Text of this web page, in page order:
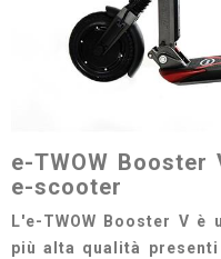
e-TWOW
e-scooter
L'e-TWOW Booster V
più alta qualità